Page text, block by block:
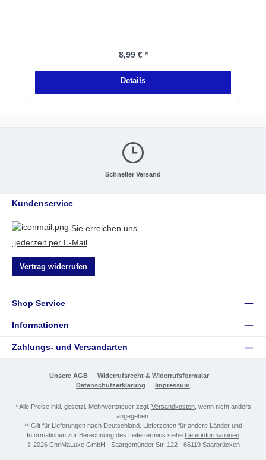
Regulärer Preis:
8,99 € *
Details
Schneller Versand
Kundenservice
Sie erreichen uns
jederzeit per E-Mail
Vertrag widerrufen
Shop Service
Informationen
Zahlungs- und Versandarten
Unsere AGB
Widerrufsrecht & Widerrufsformular
Datenschutzerklärung
Impressum
* Alle Preise inkl. gesetzl. Mehrwertsteuer zzgl. Versandkosten, wenn nicht anders
angegeben.
** Gilt für Lieferungen nach Deutschland. Lieferzeiten für andere Länder und
Informationen zur Berechnung des Liefertermins siehe Lieferinformationen
© 2026 ChriMaLuxe GmbH - Saargemünder Str. 122 - 66119 Saarbrücken